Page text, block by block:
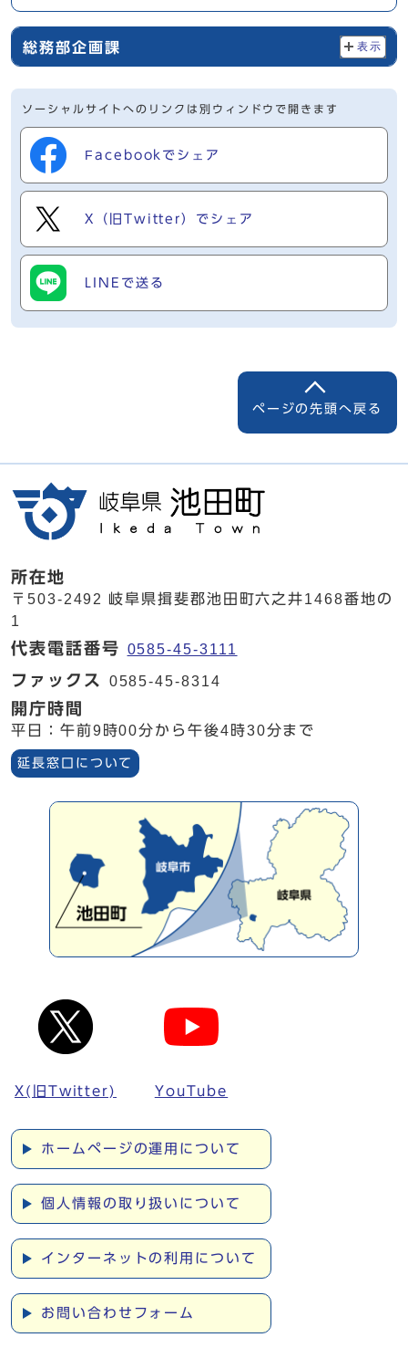
総務部企画課 表示
ソーシャルサイトへのリンクは別ウィンドウで開きます
Facebookでシェア
X（旧Twitter）でシェア
LINEで送る
ページの先頭へ戻る
所在地
〒503-2492 岐阜県揖斐郡池田町六之井1468番地の
1
代表電話番号 0585-45-3111
ファックス 0585-45-8314
開庁時間
平日：午前9時00分から午後4時30分まで
延長窓口について
X(旧Twitter) YouTube
ホームページの運用について
個人情報の取り扱いについて
インターネットの利用について
お問い合わせフォーム